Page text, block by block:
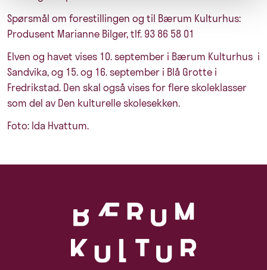
Spørsmål om forestillingen og til Bærum Kulturhus:
Produsent Marianne Bilger, tlf. 93 86 58 01
Elven og havet vises 10. september i Bærum Kulturhus i
Sandvika, og 15. og 16. september i Blå Grotte i
Fredrikstad. Den skal også vises for flere skoleklasser
som del av Den kulturelle skolesekken.
Foto: Ida Hvattum.